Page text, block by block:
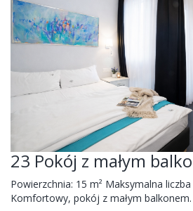
23 Pokój z małym
Powierzchnia: 15 m² Maksymalna
Komfortowy, pokój z małym balkonem.